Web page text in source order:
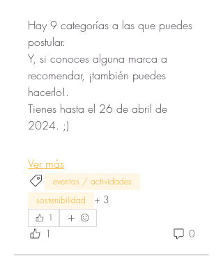
Hay 9 categorías a las que puedes
postular.
Y, si conoces alguna marca a
recomendar, ¡también puedes
hacerlo!.
Tienes hasta el 26 de abril de
2024. ;)
Ver más
eventos / actividades
sostenibilidad
+ 3
1
1 0